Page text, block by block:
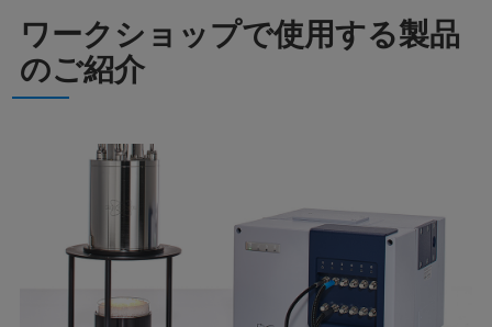
ワークショップで使用する製品
のご紹介